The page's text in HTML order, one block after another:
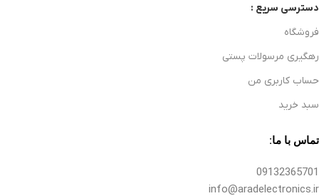
دسترسی سریع :
فروشگاه
رهگیری مرسولات پستی
حساب کاربری من
سبد خرید
تماس با ما:
09132365701
info@aradelectronics.ir